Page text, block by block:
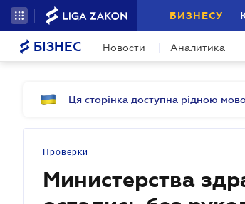
БИЗНЕСУ
БІЗНЕС Новости Аналитика
Ця сторінка доступна рідною
Проверки
Министерства